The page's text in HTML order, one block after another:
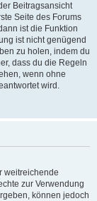
Beitragsansicht
Seite des Forums
ist die Funktion
ist nicht genügend
zu holen, indem du
dass du die Regeln
wenn ohne
wird.
weitreichende
zur Verwendung
können jedoch